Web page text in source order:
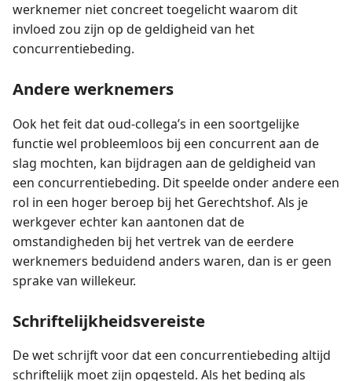
werknemer niet concreet toegelicht waarom dit
invloed zou zijn op de geldigheid van het
concurrentiebeding.
Andere werknemers
Ook het feit dat oud-collega’s in een soortgelijke
functie wel probleemloos bij een concurrent aan de
slag mochten, kan bijdragen aan de geldigheid van
een concurrentiebeding. Dit speelde onder andere een
rol in een hoger beroep bij het Gerechtshof. Als je
werkgever echter kan aantonen dat de
omstandigheden bij het vertrek van de eerdere
werknemers beduidend anders waren, dan is er geen
sprake van willekeur.
Schriftelijkheidsvereiste
De wet schrijft voor dat een concurrentiebeding altijd
schriftelijk moet zijn opgesteld. Als het beding als